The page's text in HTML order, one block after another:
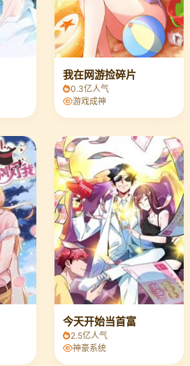
我在网游捡碎片
0.3亿人气
游戏成神
今天开始当首富
2.5亿人气
神豪系统